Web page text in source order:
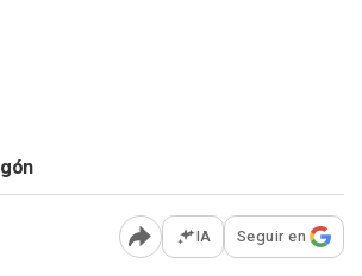
Abrir opciones para
IA Seguir en